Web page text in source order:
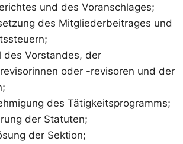
und des Voranschlages;
des Mitgliederbeitrages und
des Vorstandes, der
oder -revisoren und der
des Tätigkeitsprogramms;
der Statuten;
der Sektion;